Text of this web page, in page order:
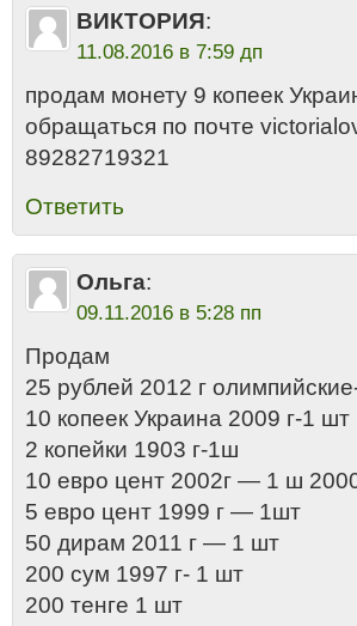
ВИКТОРИЯ:
11.08.2016 в 7:59 дп
продам монету 9 копеек
обращаться по почте
89282719321
Ответить
Ольга:
09.11.2016 в 5:28 пп
Продам
25 рублей 2012 г
10 копеек Украина 2009 г-1 шт
2 копейки 1903 г-1ш
10 евро цент 2002г — 1 ш
5 евро цент 1999 г — 1шт
50 дирам 2011 г — 1 шт
200 сум 1997 г- 1 шт
200 тенге 1 шт